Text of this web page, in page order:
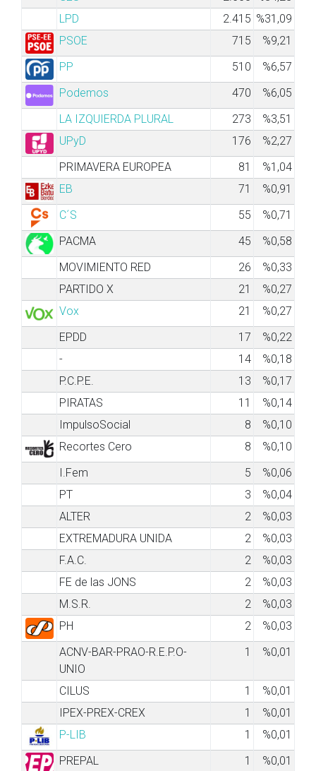
LPD
2.415 %31,09
PSOE
715
%9,21
PP
510
%6,57
Podemos
470
%6,05
LA IZQUIERDA PLURAL
273
%3,51
UPyD
176
%2,27
PRIMAVERA EUROPEA
81
%1,04
EB
71
%0,91
C´S
55
%0,71
PACMA
45
%0,58
MOVIMIENTO RED
26
%0,33
PARTIDO X
21
%0,27
Vox
21
%0,27
EPDD
17
%0,22
-
14
%0,18
P.C.P.E.
13
%0,17
PIRATAS
11
%0,14
ImpulsoSocial
8
%0,10
Recortes Cero
8
%0,10
I.Fem
5
%0,06
PT
3
%0,04
ALTER
2
%0,03
EXTREMADURA UNIDA
2
%0,03
F.A.C.
2
%0,03
FE de las JONS
2
%0,03
M.S.R.
2
%0,03
PH
2
%0,03
ACNV-BAR-PRAO-R.E.P.O-
UNIO
1 %0,01
CILUS 1
%0,01
IPEX-PREX-CREX
1
%0,01
P-LIB
1
%0,01
PREPAL
1
%0,01